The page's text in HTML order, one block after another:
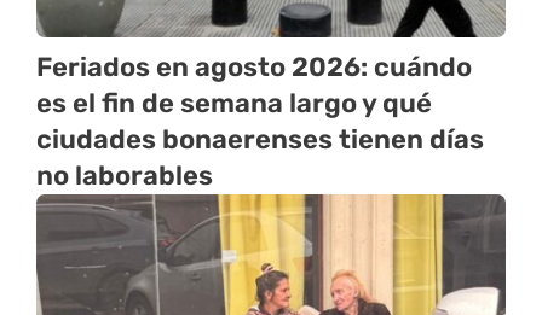
Feriados en agosto 2026: cuándo
es el fin de semana largo y qué
ciudades bonaerenses tienen días
no laborables